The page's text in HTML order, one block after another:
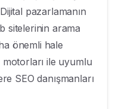
pazarlamanın
sitelerinin arama
önemli hale
ile uyumlu
SEO danışmanları